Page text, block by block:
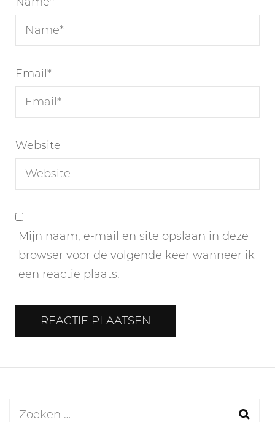
Email *
Website
Mijn naam, e-mail en site opslaan in deze
browser voor de volgende keer wanneer ik
een reactie plaats.
Zoeken